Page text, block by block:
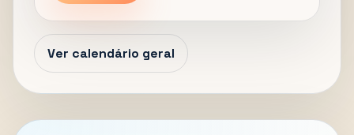
Ver calendário geral